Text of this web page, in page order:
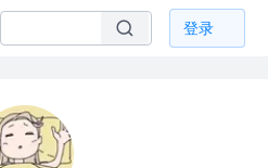
登录